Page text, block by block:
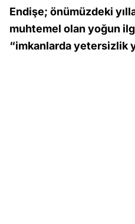
Endişe; önümüzdeki
muhtemel olan yoğun
“imkanlarda yetersizlik